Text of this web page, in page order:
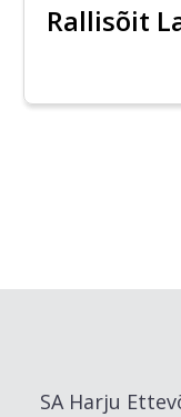
Rallisõit
SA Harju